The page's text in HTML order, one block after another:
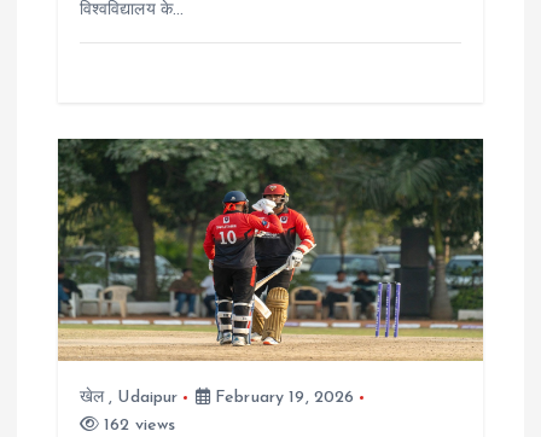
विश्वविद्यालय के…
खेल, Udaipur
February 19, 2026
162 views